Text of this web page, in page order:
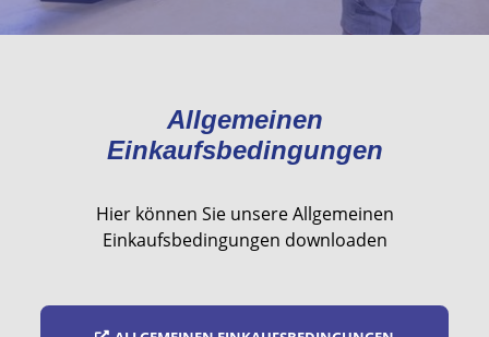
Allgemeinen
Einkaufsbedingungen
Hier können Sie unsere Allgemeinen
Einkaufsbedingungen downloaden